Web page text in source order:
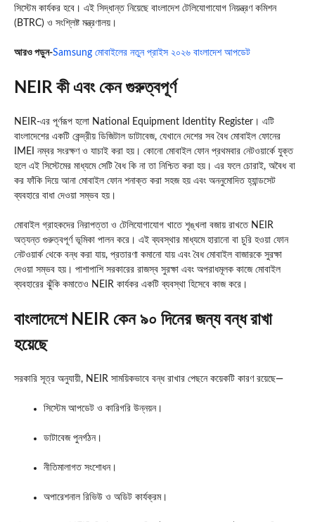
সিস্টেম কার্যকর হবে। এই সিদ্ধান্ত নিয়েছে বাংলাদেশ টেলিযোগাযোগ নিয়ন্ত্রণ কমিশন
(BTRC) ও সংশ্লিষ্ট মন্ত্রণালয়।
আরও পড়ুন-Samsung মোবাইলের নতুন প্রাইস ২০২৬ বাংলাদেশ আপডেট
NEIR কী এবং কেন গুরুত্বপূর্ণ
NEIR-এর পূর্ণরূপ হলো National Equipment Identity Register। এটি
বাংলাদেশের একটি কেন্দ্রীয় ডিজিটাল ডাটাবেজ, যেখানে দেশের সব বৈধ মোবাইল ফোনের
IMEI নম্বর সংরক্ষণ ও যাচাই করা হয়। কোনো মোবাইল ফোন প্রথমবার নেটওয়ার্কে যুক্ত
হলে এই সিস্টেমের মাধ্যমে সেটি বৈধ কি না তা নিশ্চিত করা হয়। এর ফলে চোরাই, অবৈধ বা
কর ফাঁকি দিয়ে আনা মোবাইল ফোন শনাক্ত করা সহজ হয় এবং অননুমোদিত হ্যান্ডসেট
ব্যবহারে বাধা দেওয়া সম্ভব হয়।
মোবাইল গ্রাহকদের নিরাপত্তা ও টেলিযোগাযোগ খাতে শৃঙ্খলা বজায় রাখতে NEIR
অত্যন্ত গুরুত্বপূর্ণ ভূমিকা পালন করে। এই ব্যবস্থার মাধ্যমে হারানো বা চুরি হওয়া ফোন
নেটওয়ার্ক থেকে বন্ধ করা যায়, প্রতারণা কমানো যায় এবং বৈধ মোবাইল বাজারকে সুরক্ষা
দেওয়া সম্ভব হয়। পাশাপাশি সরকারের রাজস্ব সুরক্ষা এবং অপরাধমূলক কাজে মোবাইল
ব্যবহারের ঝুঁকি কমাতেও NEIR কার্যকর একটি ব্যবস্থা হিসেবে কাজ করে।
বাংলাদেশে NEIR কেন ৯০ দিনের জন্য বন্ধ রাখা
হয়েছে
সরকারি সূত্র অনুযায়ী, NEIR সাময়িকভাবে বন্ধ রাখার পেছনে কয়েকটি কারণ রয়েছে—
সিস্টেম আপডেট ও কারিগরি উন্নয়ন।
ডাটাবেজ পুনর্গঠন।
নীতিমালাগত সংশোধন।
অপারেশনাল রিভিউ ও অডিট কার্যক্রম।